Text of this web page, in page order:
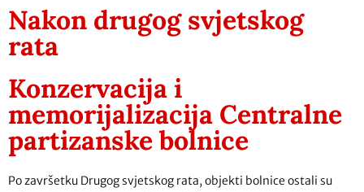
Nakon drugog svjetskog
rata
Konzervacija i
memorijalizacija Centralne
partizanske bolnice
Po završetku Drugog svjetskog rata, objekti bolnice ostali su